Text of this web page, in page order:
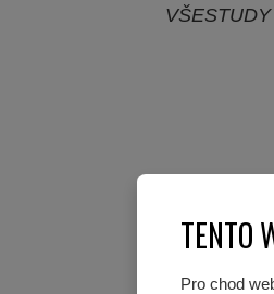
TENTO
Pro chod